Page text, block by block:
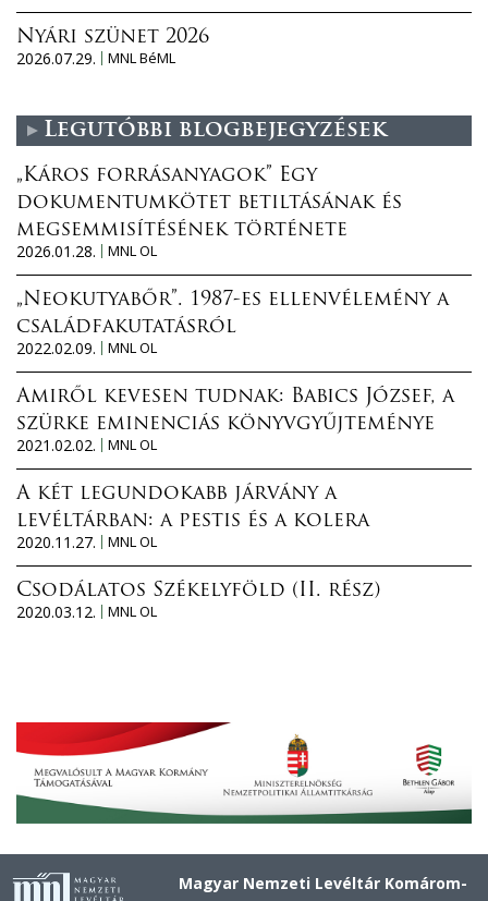
Nyári szünet 2026
2026.07.29.
MNL BéML
Legutóbbi blogbejegyzések
„Káros forrásanyagok” Egy
dokumentumkötet betiltásának és
megsemmisítésének története
2026.01.28.
MNL OL
„Neokutyabőr”. 1987-es ellenvélemény a
családfakutatásról
2022.02.09.
MNL OL
Amiről kevesen tudnak: Babics József, a
szürke eminenciás könyvgyűjteménye
2021.02.02.
MNL OL
A két legundokabb járvány a
levéltárban: a pestis és a kolera
2020.11.27.
MNL OL
Csodálatos Székelyföld (II. rész)
2020.03.12.
MNL OL
Magyar Nemzeti Levéltár Komárom-